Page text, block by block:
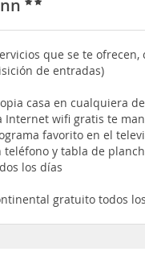
que se te
de entradas)
casa en cualquiera
Internet wifi gratis te
favorito en el
teléfono y tabla de
los días
gratuito todos